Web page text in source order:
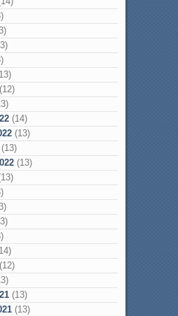
(14)
(13)
(13)
(13)
(13)